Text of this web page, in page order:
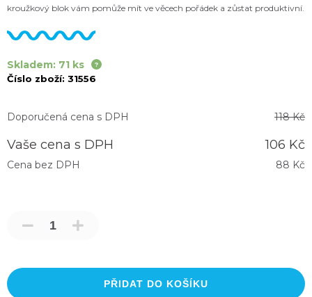
kroužkový blok vám pomůže mít ve věcech pořádek a zůstat produktivní.
Skladem: 71 ks
Číslo zboží: 31556
Doporučená cena s DPH 118 Kč
Vaše cena s DPH 106 Kč
Cena bez DPH 88 Kč
PŘIDAT DO KOŠÍKU